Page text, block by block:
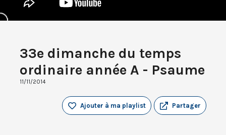
33e dimanche du temps
ordinaire année A - Psaume
11/11/2014
Partager
Ajouter à ma playlist